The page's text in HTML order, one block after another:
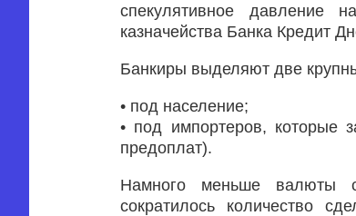
спекулятивное давление
казначейства Банка Кредит
Банкиры выделяют две
• под население;
• под импортеров, которые
предоплат).
Намного меньше валюты
сократилось количество